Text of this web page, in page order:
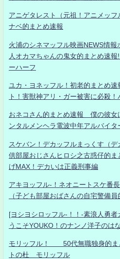
アニゲタレスト（元祖！アニメッ
ナベ的まとめ速報
火浦のシネマッフル映画NEWS情
人オカマちゃんの鬼女的まとめ速
ーハーフ
ユカ・ヨネッフル！初老的まとめ
ト！害獣神アリ・ガー被害に必殺
おネコさん的まとめ速報 僕の彼女
ンタルメンヘラ電波中年アルバイ
スケバン！デカッフルまっくす（
供部屋おじさんヒロシ之古惑仔的
げMAX！デカいは正義刑事編
アキヨッフル-！ネオニートスケ番
（子ども部屋おばさんの自宅警備員
[ヨシヨシロッフル-！！-素浪人勇者
うこそYOUKO！のナンノ洋子のは
モリッフル！ 50代無職独身的ま
トの杜 モリッフル